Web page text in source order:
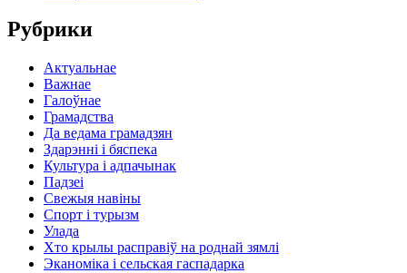
Рубрики
Актуальнае
Важнае
Галоўнае
Грамадства
Да ведама грамадзян
Здарэнні і бяспека
Культура і адпачынак
Падзеі
Свежыя навіны
Спорт і турызм
Улада
Хто крылы расправіў на роднай зямлі
Эканоміка і сельская гаспадарка